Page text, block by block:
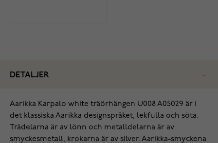
DETALJER
Aarikka Karpalo white träörhängen U008 A05029 är i
det klassiska Aarikka designspråket, lekfulla och söta.
Trädelarna är av lönn och metalldelarna är av
smyckesmetall, krokarna är av silver. Aarikka-smyckena